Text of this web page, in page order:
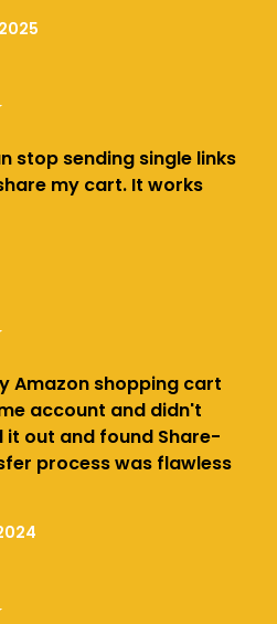
stop sending single links
my cart. It works
Amazon shopping cart
account and didn't
it out and found Share-
process was flawless